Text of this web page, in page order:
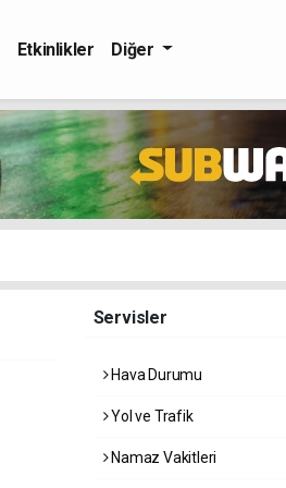
Etkinlikler Diğer
Servisler
Hava Durumu
Yol ve Trafik
Namaz Vakitleri